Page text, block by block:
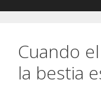
Cuando
la bestia